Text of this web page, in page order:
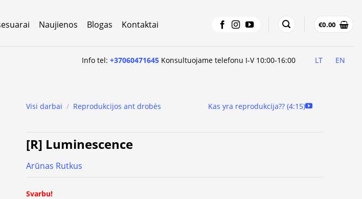
Naujienos Blogas Kontaktai €0.00
Info tel:+37060471645 Konsultuojame telefonu I-V 10:00-16:00 LT EN
Visi darbai / Reprodukcijos ant drobės Kas yra reprodukcija?? (4:15)
[R] Luminescence
Arūnas Rutkus
Svarbu!